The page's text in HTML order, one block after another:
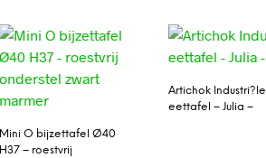
Mini O bijzettafel Ø40
H37 – roestvrij
Artichok Industri?le
eettafel – Julia –